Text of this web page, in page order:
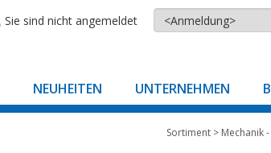
Sie sind nicht angemeldet
NEUHEITEN UNTERNEHMEN
Sortiment > Mechanik -